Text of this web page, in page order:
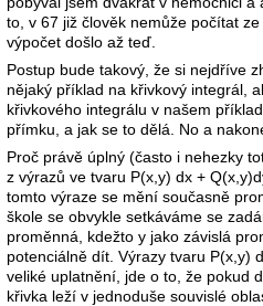
to, v 67 již člověk nemůže počítat
výpočet došlo až teď.
Postup bude takový, že si nejdříve
nějaký příklad na křivkový integrál,
křivkového integrálu v našem
přímku, a jak se to dělá. No a
Proč právě úplný (často i nehezky
z výrazů ve tvaru P(x,y) dx +
tomto výraze se mění současně
škole se obvykle setkáváme se
proměnná, kdežto y jako závislá
potenciálně dít. Výrazy tvaru P(x,y)
veliké uplatnění, jde o to, že pokud
křivka leží v jednoduše souvislé